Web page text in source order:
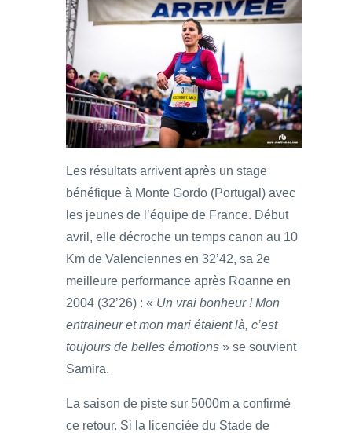
Les résultats arrivent après un stage
bénéfique à Monte Gordo (Portugal) avec
les jeunes de l’équipe de France. Début
avril, elle décroche un temps canon au 10
Km de Valenciennes en 32’42, sa 2e
meilleure performance après Roanne en
2004 (32’26) : « Un vrai bonheur ! Mon
entraineur et mon mari étaient là, c’est
toujours de belles émotions » se souvient
Samira.
La saison de piste sur 5000m a confirmé
ce retour. Si la licenciée du Stade de